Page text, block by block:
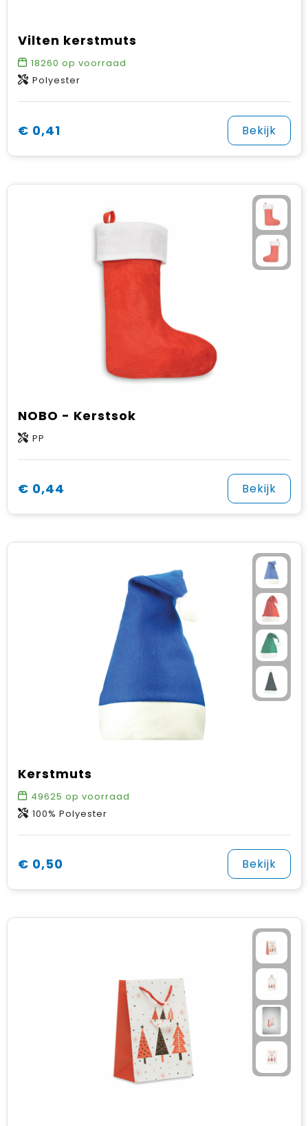
Vilten kerstmuts
18260 op voorraad
Polyester
€ 0,41 Bekijk
NOBO - Kerstsok
PP
€ 0,44 Bekijk
Kerstmuts
49625 op voorraad
100% Polyester
€ 0,50 Bekijk